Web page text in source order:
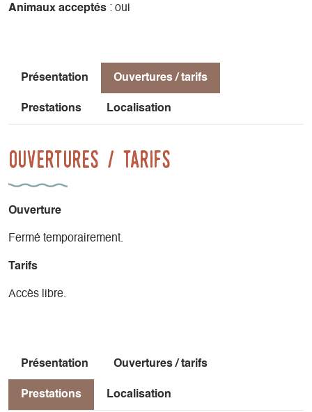
Animaux acceptés : oui
Présentation Ouvertures / tarifs
Prestations Localisation
Ouvertures / tarifs
Ouverture
Fermé temporairement.
Tarifs
Accès libre.
Présentation Ouvertures / tarifs
Prestations Localisation